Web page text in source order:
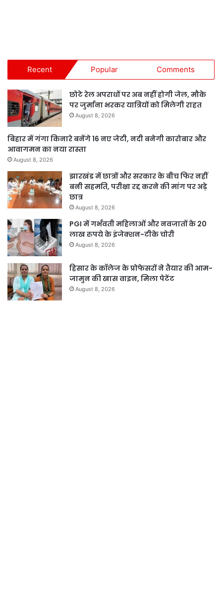
Recent Popular Comments
छोटे रेल अपराधों पर अब नहीं होगी जेल, मौके
पर जुर्माना भरकर यात्रियों को मिलेगी राहत
August 8, 2026
बिहार में गंगा किनारे बनेंगे 16 नए जेटी, नदी बनेगी कारोबार और
आवागमन का नया रास्ता
August 8, 2026
झारखंड में छात्रों और सरकार के बीच फिर नहीं
बनी सहमति, परीक्षा रद्द करने की मांग पर अड़े
छात्र
August 8, 2026
PGI में गर्भवती महिलाओं और नवजातों के 20
लाख रुपये के इंजेक्शन-टीके चोरी
August 8, 2026
हिसार के कॉलेज के प्रोफेसरों ने तैयार की आम-
जामुन की खास वाइन, मिला पेटेंट
August 8, 2026